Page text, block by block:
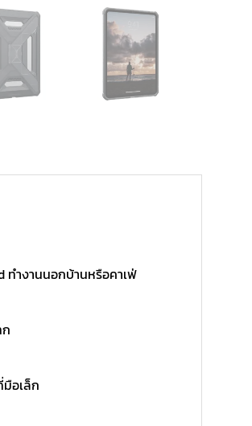
ทำงานนอกบ้านหรือคาเฟ่
อเล็ก